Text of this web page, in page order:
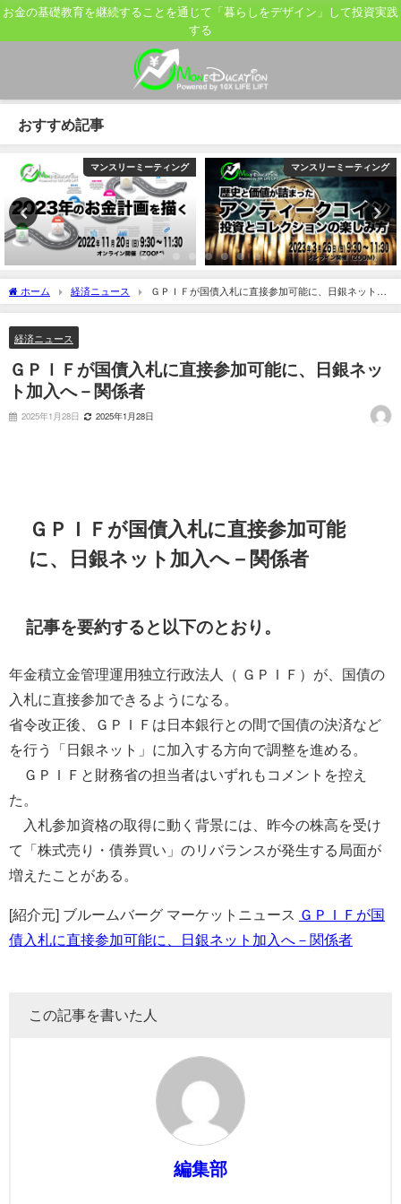
お金の基礎教育を継続することを通じて「暮らしをデザイン」して投資実践
する
おすすめ記事
マンスリーミーティング マンスリーミーティング
ホーム 経済ニュース
ＧＰＩＦが国債入札に直接参加可能に、日銀ネット加
入へ－関係者
経済ニュース
ＧＰＩＦが国債入札に直接参加可能に、日銀ネッ
ト加入へ－関係者
2025年1月28日 2025年1月28日
ＧＰＩＦが国債入札に直接参加可能
に、日銀ネット加入へ－関係者
記事を要約すると以下のとおり。
年金積立金管理運用独立行政法人（ ＧＰＩＦ）が、国債の
入札に直接参加できるようになる。
省令改正後、ＧＰＩＦは日本銀行との間で国債の決済など
を行う「日銀ネット」に加入する方向で調整を進める。
ＧＰＩＦと財務省の担当者はいずれもコメントを控え
た。
入札参加資格の取得に動く背景には、昨今の株高を受け
て「株式売り・債券買い」のリバランスが発生する局面が
増えたことがある。
[紹介元] ブルームバーグ マーケットニュース ＧＰＩＦが国
債入札に直接参加可能に、日銀ネット加入へ－関係者
この記事を書いた人
編集部